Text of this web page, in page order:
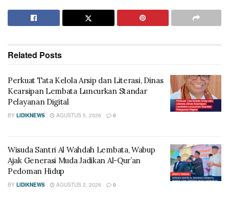
Related Posts
Perkuat Tata Kelola Arsip dan Literasi, Dinas
Kearsipan Lembata Luncurkan Standar
Pelayanan Digital
BY LIDIKNEWS AGUSTUS 5, 2026 0
Wisuda Santri Al Wahdah Lembata, Wabup
Ajak Generasi Muda Jadikan Al-Qur’an
Pedoman Hidup
BY LIDIKNEWS AGUSTUS 2, 2026 0